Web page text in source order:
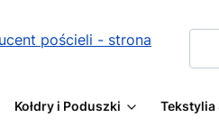
Kołdry i Poduszki Tekstylia